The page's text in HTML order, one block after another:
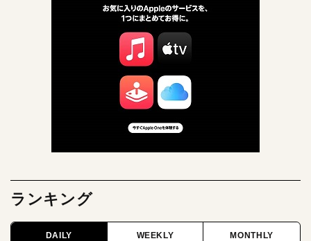
ランキング
DAILY WEEKLY MONTHLY